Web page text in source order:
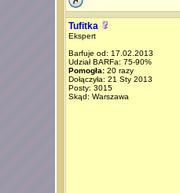
Tufitka
Ekspert
Barfuje od: 17.02.2013
Udział BARFa: 75-90%
Pomogła:20 razy
Dołączyła: 21 Sty 2013
Posty: 3015
Skąd: Warszawa